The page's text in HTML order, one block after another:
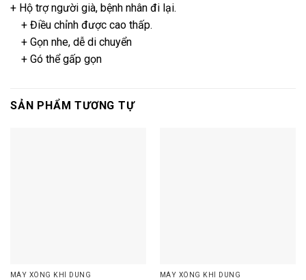
+ Hộ trợ người già, bệnh nhân đi lại.
+ Điều chỉnh được cao thấp.
+ Gọn nhe, dễ di chuyển
+ Gó thể gấp gọn
SẢN PHẨM TƯƠNG TỰ
MÁY XÔNG KHÍ DUNG MÁY XÔNG KHÍ DUNG